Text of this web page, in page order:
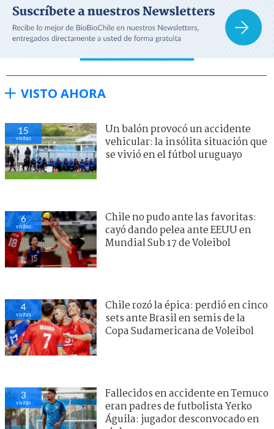
VISTO AHORA
15
visitas
Un balón provocó un accidente
vehicular: la insólita situación que
se vivió en el fútbol uruguayo
6
visitas
Chile no pudo ante las favoritas:
cayó dando pelea ante EEUU en
Mundial Sub 17 de Voleibol
4
visitas
Chile rozó la épica: perdió en cinco
sets ante Brasil en semis de la
Copa Sudamericana de Voleibol
3
visitas
Fallecidos en accidente en Temuco
eran padres de futbolista Yerko
Águila: jugador desconvocado en